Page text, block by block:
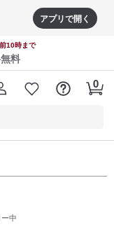
アプリで開く
10時まで
料
中